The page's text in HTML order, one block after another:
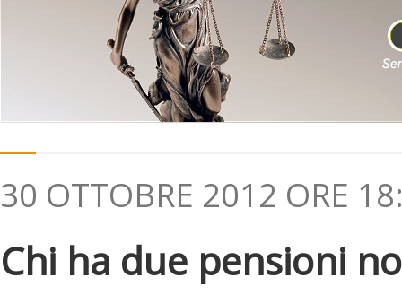
30 OTTOBRE 2012 ORE
Chi ha due pensioni